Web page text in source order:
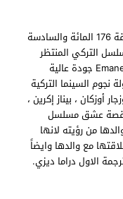
مشاهدة وتحميل مسلسل الأمانة 2020 الحلقة 176 المائة والسادسة
التركي المنتظر
“الأمانة 2020 حلقة 176” اون لاين Emanet EP176 جودة عالية
السينما التركية
أوزكان ، بيناز إكرين ،
قصة عشق مسلسل
والدها من رؤيته لانها
مع والدها وايضاً
الاول دراما ديزي.